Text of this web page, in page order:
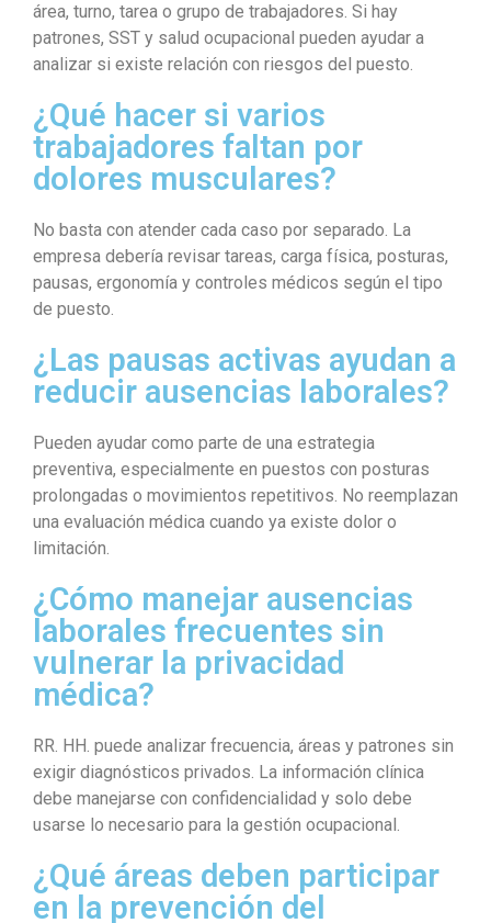
área, turno, tarea o grupo de trabajadores. Si hay
patrones, SST y salud ocupacional pueden ayudar a
analizar si existe relación con riesgos del puesto.
¿Qué hacer si varios
trabajadores faltan por
dolores musculares?
No basta con atender cada caso por separado. La
empresa debería revisar tareas, carga física, posturas,
pausas, ergonomía y controles médicos según el tipo
de puesto.
¿Las pausas activas ayudan a
reducir ausencias laborales?
Pueden ayudar como parte de una estrategia
preventiva, especialmente en puestos con posturas
prolongadas o movimientos repetitivos. No reemplazan
una evaluación médica cuando ya existe dolor o
limitación.
¿Cómo manejar ausencias
laborales frecuentes sin
vulnerar la privacidad
médica?
RR. HH. puede analizar frecuencia, áreas y patrones sin
exigir diagnósticos privados. La información clínica
debe manejarse con confidencialidad y solo debe
usarse lo necesario para la gestión ocupacional.
¿Qué áreas deben participar
en la prevención del